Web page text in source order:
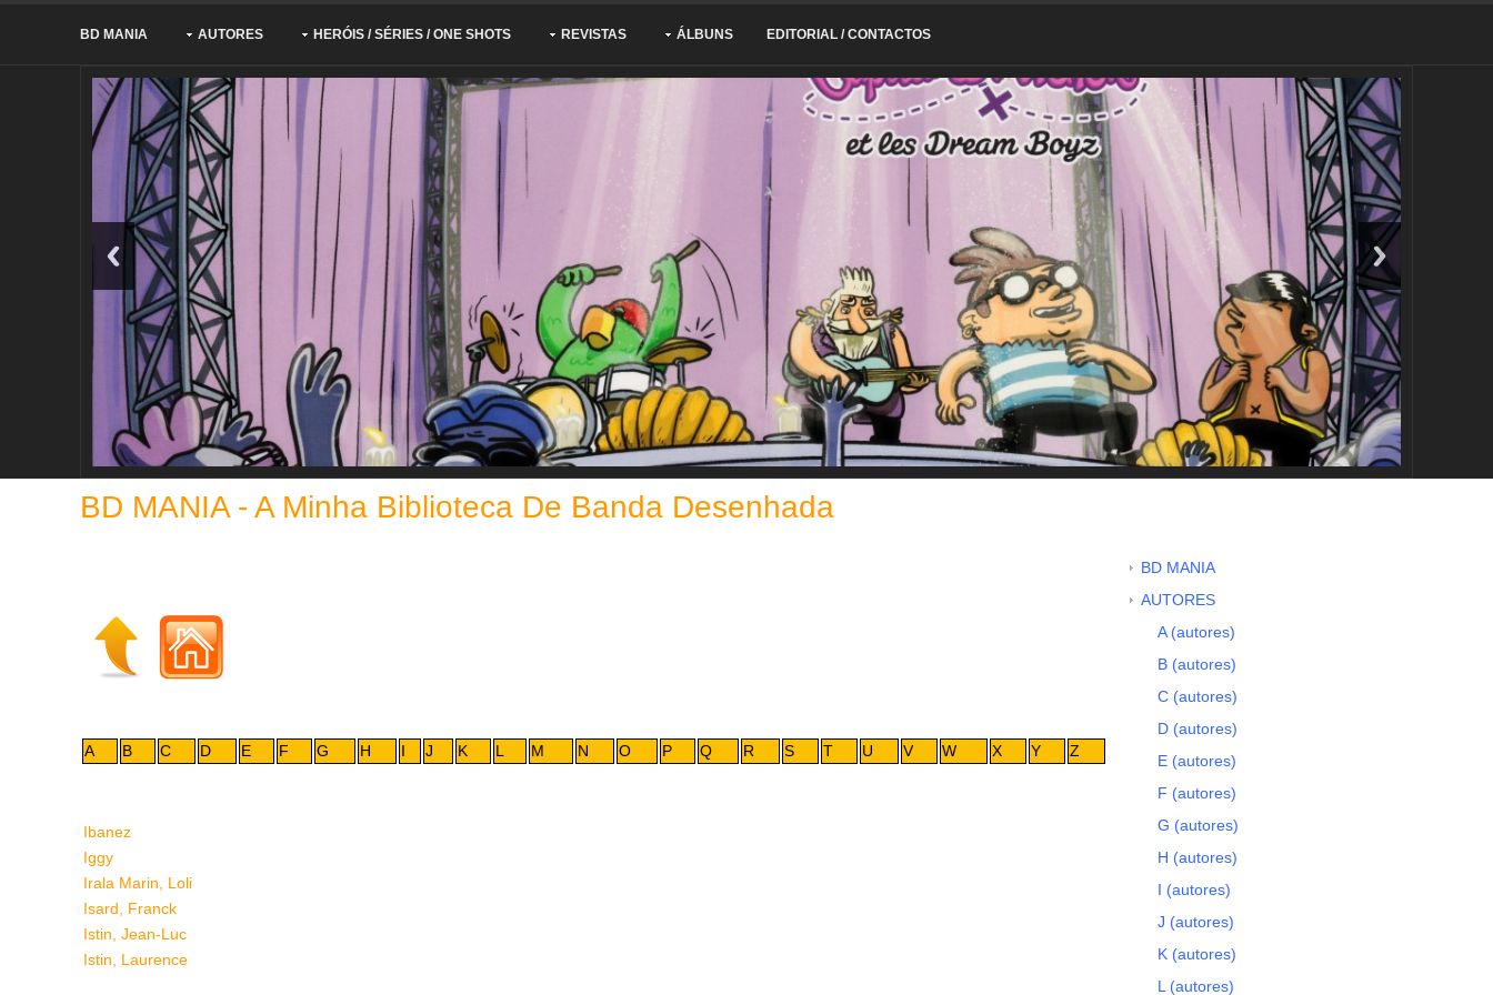
BD MANIA AUTORES HERÓIS / SÉRIES / ONE SHOTS REVISTAS ÁLBUNS EDITORIAL / CONTACTOS
BD MANIA - A Minha Biblioteca De Banda Desenhada
A B C D E F G H I J K L M N O P Q R S T U V W X Y Z
Ibanez
Iggy
Irala Marin, Loli
Isard, Franck
Istin, Jean-Luc
Istin, Laurence
BD MANIA
AUTORES
A (autores)
B (autores)
C (autores)
D (autores)
E (autores)
F (autores)
G (autores)
H (autores)
I (autores)
J (autores)
K (autores)
L (autores)